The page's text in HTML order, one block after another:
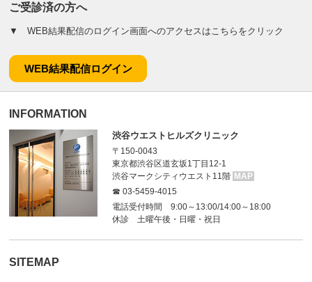
ご受診済の方へ
▼ WEB結果配信のログイン画面へのアクセスはこちらをクリック
WEB結果配信ログイン
INFORMATION
渋谷ウエストヒルズクリニック
〒150-0043
東京都渋谷区道玄坂1丁目12-1
渋谷マークシティウエスト11階 MAP
☎ 03-5459-4015
電話受付時間 9:00～13:00/14:00～18:00
休診 土曜午後・日曜・祝日
SITEMAP